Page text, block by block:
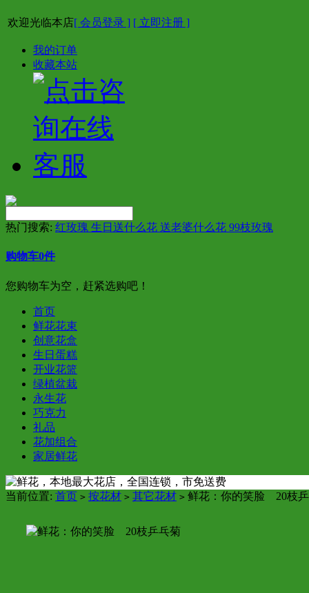
欢迎光临本店[ 会员登录 ] [ 立即注册 ]
我的订单
收藏本站
热门搜索: 红玫瑰 生日送什么花 送老婆什么花 99枝玫瑰
购物车0件
您购物车为空，赶紧选购吧！
首页
鲜花花束
创意花盒
生日蛋糕
开业花篮
绿植盆栽
永生花
巧克力
礼品
花加组合
家居鲜花
当前位置: 首页 > 按花材 > 其它花材 > 鲜花：你的笑脸 20枝